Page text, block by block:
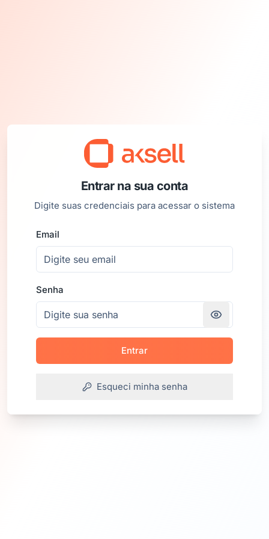
Entrar na sua conta
Digite suas credenciais para acessar o sistema
Email
Senha
Entrar
Esqueci minha senha